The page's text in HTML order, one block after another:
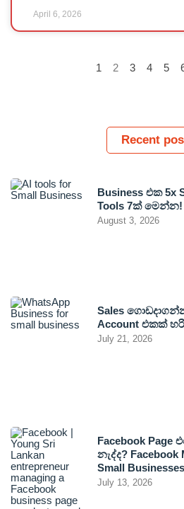
April 6, 2026
1 2 3 4 5
Recent
Business එක 5x
Tools 7ක් මෙන්න!
August 3, 2026
Sales
Account එකක්
July 21, 2026
Facebook
නැද්ද? Facebook
Small Businesses
July 13, 2026